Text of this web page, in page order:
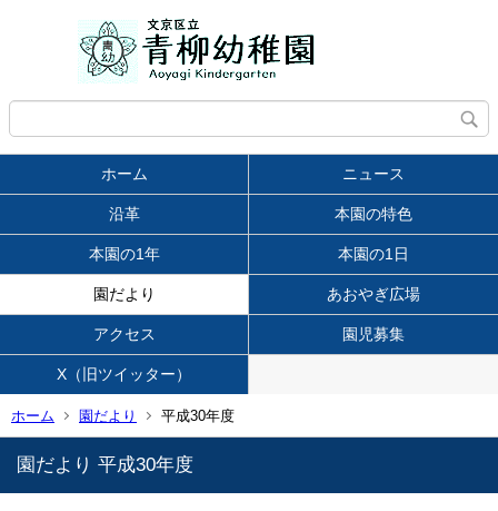
ホーム ニュース
沿革 本園の特色
本園の1年 本園の1日
園だより あおやぎ広場
アクセス 園児募集
X（旧ツイッター）
ホーム 園だより 平成30年度
園だより 平成30年度